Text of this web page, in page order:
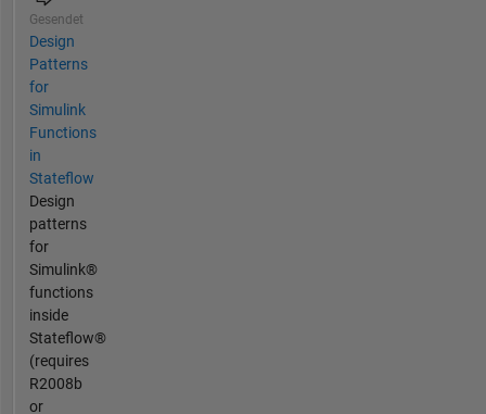
Gesendet
Design
Patterns
for
Simulink
Functions
in
Stateflow
Design
patterns
for
Simulink®
functions
inside
Stateflow®
(requires
R2008b
or